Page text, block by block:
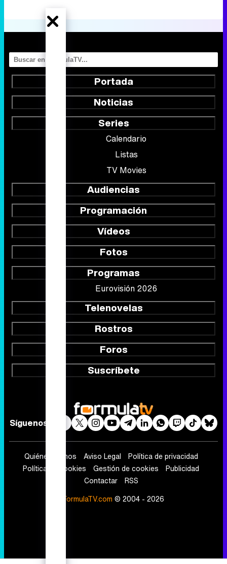
Noticias
Series
Calendario
Listas
TV Movies
Audiencias
Programación
Vídeos
Fotos
Programas
Eurovisión 2026
Telenovelas
Rostros
Foros
Suscríbete
Síguenos
Contactar
RSS
FormulaTV.com© 2004 - 2026